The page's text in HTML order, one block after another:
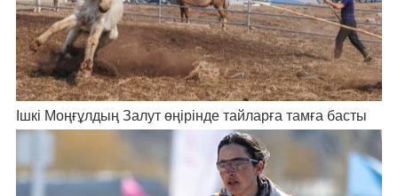
Ішкі Моңғұлдың Залут өңірінде тайларға тамға басты